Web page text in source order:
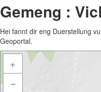
Gemeng :
Hei fannt dir eng Duerstellung
Geoportal.
+
–